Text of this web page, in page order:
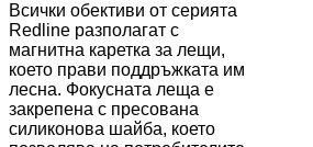
Всички обективи от серията
Redline разполагат с
магнитна каретка за лещи,
което прави поддръжката им
лесна. Фокусната леща е
закрепена с пресована
силиконова шайба, което